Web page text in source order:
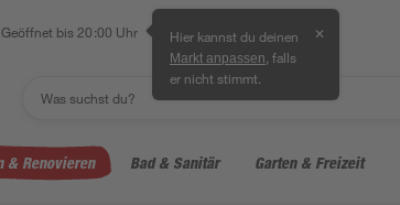
Geöffnet bis 20:00 Uhr Hier kannst du deinen
Markt anpassen , falls
er nicht stimmt.
✕
& Renovieren Bad & Sanitär Garten & Freizeit